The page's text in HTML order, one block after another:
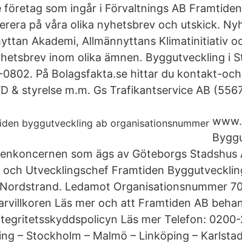
företag som ingår i Förvaltnings AB
på våra olika nyhetsbrev och utskick.
Akademi, Allmännyttans Klimatinitiativ
inom olika ämnen. Byggutveckling i
0802. På Bolagsfakta.se hittar du kontakt-
& styrelse m.m. Gs Trafikantservice AB
som ägs av Göteborgs
och Utvecklingschef Framtiden
Ledamot Organisationsnummer
Läs mer och att Framtiden AB
Läs mer Telefon:
– Stockholm – Malmö – Linköping –